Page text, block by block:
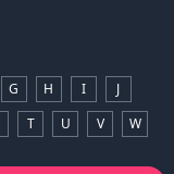
G H I
J
T U V
W